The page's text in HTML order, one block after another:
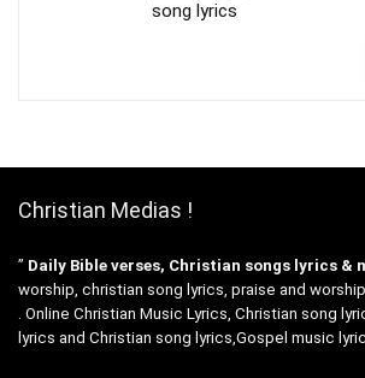
song lyrics
Christian Medias !
” Daily Bible verses, Christian songs lyrics &
worship, christian song lyrics, praise and
. Online Christian Music Lyrics, Christian song
lyrics and Christian song lyrics,Gospel music